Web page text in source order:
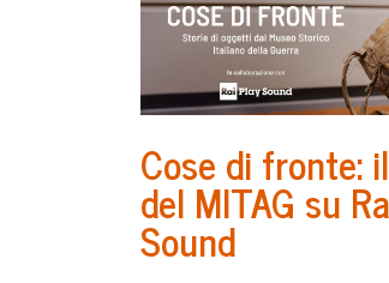
Cose di fronte:
del MITAG su
Sound